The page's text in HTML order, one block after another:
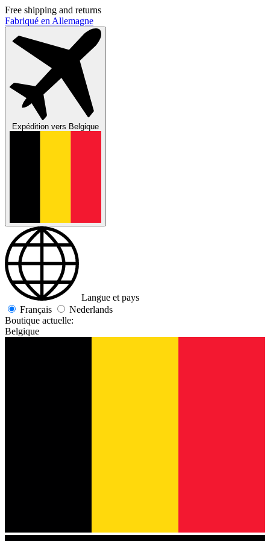
Free shipping and returns
Fabriqué en Allemagne
Expédition vers Belgique
Langue et pays
Français
Nederlands
Boutique actuelle:
Belgique